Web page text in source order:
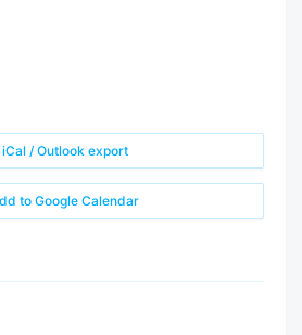
to Google Calendar
iCal / Outlook export